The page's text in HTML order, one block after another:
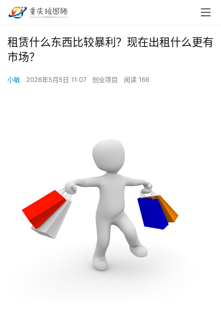
租赁什么东西比较暴利？现在出租什么更有
市场？
小敏 2026年5月5日 11:07 创业项目 阅读 166